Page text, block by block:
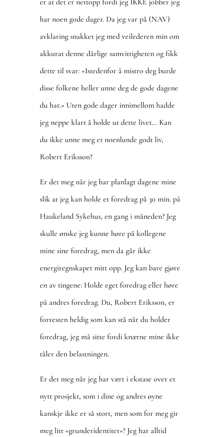
er at det er nettopp fordi jeg IKKE jobber jeg
har noen gode dager. Da jeg var på (NAV)
avklaring snakket jeg med veilederen min om
akkurat denne dårlige samvittigheten og fikk
dette til svar: «Istedenfor å mistro deg burde
disse folkene heller unne deg de gode dagene
du har.» Uten gode dager innimellom hadde
jeg neppe klart å holde ut dette livet… Kan
du ikke unne meg et noenlunde godt liv,
Robert Eriksson?
Er det meg når jeg har planlagt dagene mine
slik at jeg kan holde et foredrag på 30 min. på
Haukeland Sykehus, en gang i måneden? Jeg
skulle ønske jeg kunne høre på kollegene
mine sine foredrag, men da går ikke
energiregnskapet mitt opp. Jeg kan bare gjøre
en av tingene: Holde eget foredrag eller høre
på andres foredrag. Du, Robert Eriksson, er
forresten heldig som kan stå når du holder
foredrag, jeg må sitte fordi knærne mine ikke
tåler den belastningen.
Er det meg når jeg har vært i ekstase over et
nytt prosjekt, som i dine og andres øyne
kanskje ikke er så stort, men som for meg gir
meg litt «grunderidentitet»? Jeg har alltid